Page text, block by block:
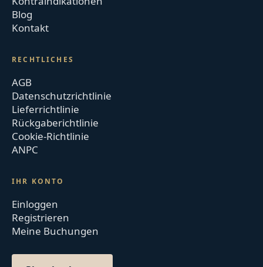
Blog
Kontakt
RECHTLICHES
AGB
Datenschutzrichtlinie
Lieferrichtlinie
Rückgaberichtlinie
Cookie-Richtlinie
ANPC
IHR KONTO
Einloggen
Registrieren
Meine Buchungen